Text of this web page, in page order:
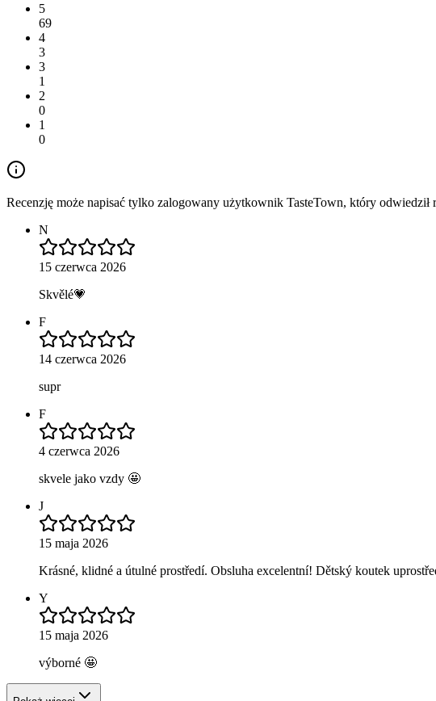
5
69
4
3
3
1
2
0
1
0
Recenzję może napisać tylko zalogowany użytkownik TasteTown, który odwiedził
N
15 czerwca 2026
Skvělé💗
F
14 czerwca 2026
supr
F
4 czerwca 2026
skvele jako vzdy 🤩
J
15 maja 2026
Krásné, klidné a útulné prostředí. Obsluha excelentní! Dětský koutek
Y
15 maja 2026
výborné 🤩